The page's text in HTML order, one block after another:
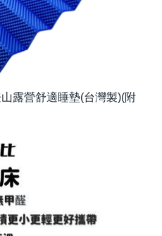
露營舒適睡墊(台灣製)(附